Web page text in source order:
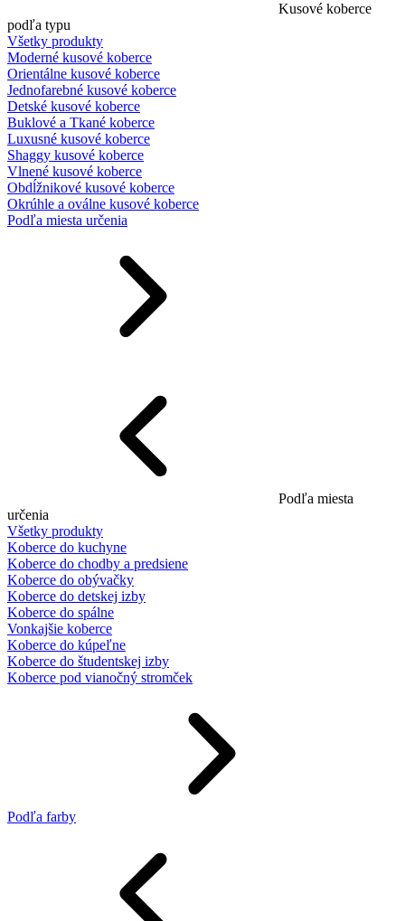
Kusové koberce
podľa typu
Všetky produkty
Moderné kusové koberce
Orientálne kusové koberce
Jednofarebné kusové koberce
Detské kusové koberce
Buklové a Tkané koberce
Luxusné kusové koberce
Shaggy kusové koberce
Vlnené kusové koberce
Obdĺžnikové kusové koberce
Okrúhle a oválne kusové koberce
Podľa miesta určenia
Podľa miesta
určenia
Všetky produkty
Koberce do kuchyne
Koberce do chodby a predsiene
Koberce do obývačky
Koberce do detskej izby
Koberce do spálne
Vonkajšie koberce
Koberce do kúpeľne
Koberce do študentskej izby
Koberce pod vianočný stromček
Podľa farby